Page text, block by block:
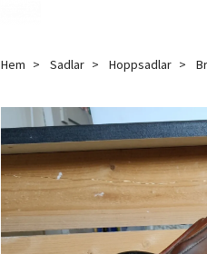
Hem Sadlar Hoppsadlar